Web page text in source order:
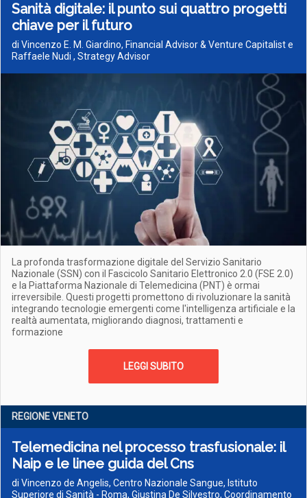
Sanità digitale: il punto sui quattro progetti
chiave per il futuro
di Vincenzo E. M. Giardino, Financial Advisor & Venture Capitalist e
Raffaele Nudi , Strategy Advisor
La profonda trasformazione digitale del Servizio Sanitario
Nazionale (SSN) con il Fascicolo Sanitario Elettronico 2.0 (FSE 2.0)
e la Piattaforma Nazionale di Telemedicina (PNT) è ormai
irreversibile. Questi progetti promettono di rivoluzionare la sanità
integrando tecnologie emergenti come l'intelligenza artificiale e la
realtà aumentata, migliorando diagnosi, trattamenti e
formazione
LEGGI SUBITO
REGIONE VENETO
Telemedicina nel processo trasfusionale: il
Naip e le linee guida del Cns
di Vincenzo de Angelis, Centro Nazionale Sangue, Istituto
Superiore di Sanità - Roma, Giustina De Silvestro, Coordinamento